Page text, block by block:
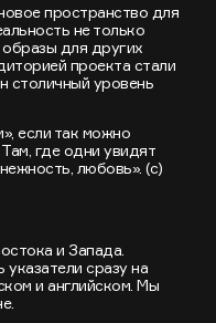
пространство для
не только
для других
проекта стали
столичный уровень
если так можно
где одни увидят
любовь». (с)
и Запада.
сразу на
и английском. Мы